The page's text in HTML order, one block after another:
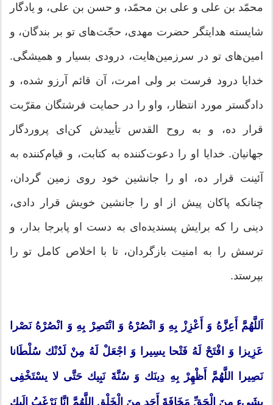
محمّد بن علی و علی بن محمّد، و حسن بن علی، و یادگار
شایسته هدایتگر حضرت مهدی، حجّت‌های تو بر بندگان، و
امین‌های تو در سرزمین‌هایت، درودی بسیار و همیشگی.
خدایا درود فرست بر ولی امرت، آن قائم آرزو شده، و
دادگستر مورد انتظار، واو را در حمایت فرشتگان مقرّبت
قرار ده، و به روح القدس تأییدش كن‌ای پروردگار
جهانیان. خدایا او را دعوت‌كننده به كتابت، و قیام‌كننده به
آئینت قرار ده، او را جانشین خود روی زمین گردان،
چنانكه پاكان پیش از او را جانشین خویش قرار دادی،
دینی را كه برایش پسندیده‌ای به دست او پابرجا بدار، و
ترسش را به امنیت بازگردان، تا با اخلاص كامل تو را
بپرستد.
اَللَّهُمَّ أَعِزَّهُ وَ أَعْزِزْ بِهِ وَ انْصُرْهُ وَ انْتَصِرْ بِهِ وَ انْصُرْهُ نَصْرا
عَزِیزا وَ افْتَحْ لَهُ فَتْحا یسِیرا وَ اجْعَلْ لَهُ مِنْ لَدُنْك سُلْطَانا
نَصِیرا اللَّهُمَّ أَظْهِرْ بِهِ دِینَك وَ سُنَّةَ نَبِیك حَتَّی لا یسْتَخْفِی
بِشَیءٍ مِنَ الْحَقِّ مَخَافَةَ أَحَدٍ مِنَ الْخَلْقِ اللَّهُمَّ إِنَّا نَرْغَبُ إِلَیك